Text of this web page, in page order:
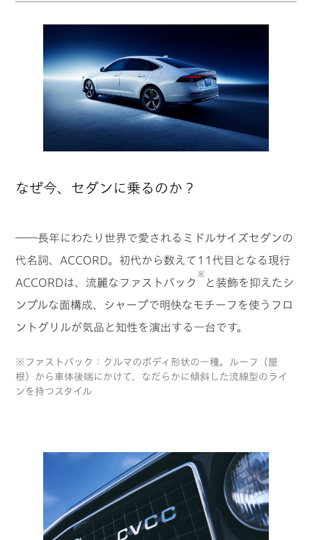
なぜ今、セダンに乗るのか？
――長年にわたり世界で愛されるミドルサイズセダンの
代名詞、ACCORD。初代から数えて11代目となる現行
ACCORDは、流麗なファストバック
※
と装飾を抑えたシ
ンプルな面構成、シャープで明快なモチーフを使うフロ
ントグリルが気品と知性を演出する一台です。
※ファストバック：クルマのボディ形状の一種。ルーフ（屋
根）から車体後端にかけて、なだらかに傾斜した流線型のライ
ンを持つスタイル